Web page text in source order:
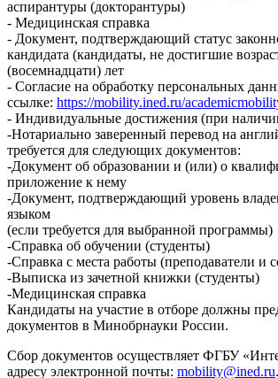
аспирантуры (докторантуры)
- Медицинская справка
- Документ, подтверждающий статус
кандидата (кандидаты, не достигшие
(восемнадцати) лет
- Согласие на обработку персональных
ссылке: https://mobility.ined.ru/
- Индивидуальные достижения (при
-Нотариально заверенный перевод на
требуется для следующих документов:
-Документ об образовании и (или) о
приложение к нему
-Документ, подтверждающий уровень
языком
(если требуется для выбранной программы)
-Справка об обучении (студенты)
-Справка с места работы (преподаватели и
-Выписка из зачетной книжки (студенты)
-Медицинская справка
Кандидаты на участие в отборе должны
документов в Минобрнауки России.
Сбор документов осуществляет ФГБУ
адресу электронной почты: mobility@ined.ru.